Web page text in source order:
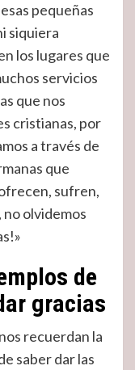
pequeñas
siquiera
los lugares que
servicios
que nos
cristianas, por
a través de
que
sufren,
olvidemos
de
gracias
recuerdan la
saber dar las